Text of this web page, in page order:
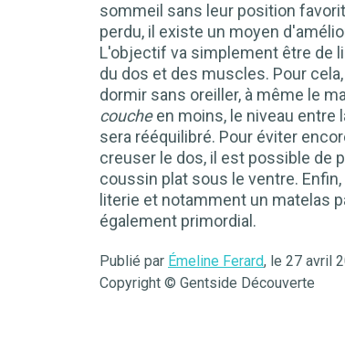
sommeil sans leur position
perdu, il existe un moyen
L'objectif va simplement être de
du dos et des muscles. Pour
dormir sans oreiller, à même le
coucheen moins, le niveau entre
sera rééquilibré. Pour éviter
creuser le dos, il est possible de
coussin plat sous le ventre.
literie et notamment un matelas
également primordial.
Publié par Émeline Ferard, le 27 avril
Copyright © Gentside Découverte